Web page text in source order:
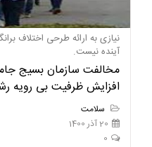
آینده نیست.
مخالفت سازمان بسیج
افزایش ظرفیت بی رویه
سلامت
20 آذر 1400
0